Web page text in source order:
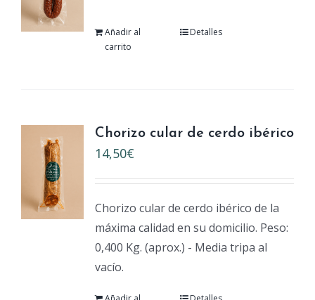
Añadir al
carrito
Detalles
Chorizo cular de cerdo ibérico
14,50€
Chorizo cular de cerdo ibérico de la
máxima calidad en su domicilio. Peso:
0,400 Kg. (aprox.) - Media tripa al
vacío.